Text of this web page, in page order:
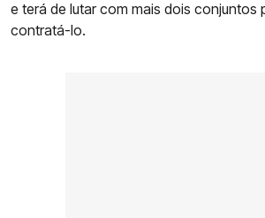
e terá de lutar com mais dois conjuntos
contratá-lo.